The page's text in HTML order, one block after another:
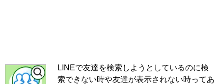
LINEで友達を検索しようとしているのに検
索できない時や友達が表示されない時ってあ